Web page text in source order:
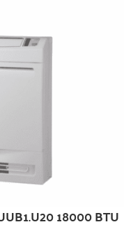
18000 BTU